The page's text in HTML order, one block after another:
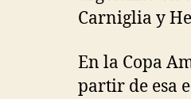
Carniglia y
En la Copa
partir de esa